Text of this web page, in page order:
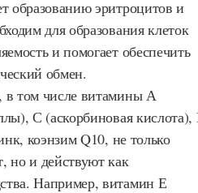
образованию эритроцитов и
для образования клеток
и помогает обеспечить
обмен.
том числе витамины А
С (аскорбиновая кислота),
коэнзим Q10, не только
но и действуют как
Например, витамин Е